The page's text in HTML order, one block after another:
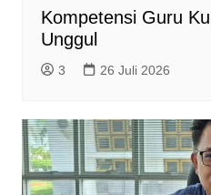
Kompetensi Guru
Unggul
3 26 Juli 2026